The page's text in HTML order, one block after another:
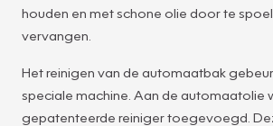
houden en met schone olie door te
vervangen.
Het reinigen van de automaatbak
speciale machine. Aan de automaatolie
gepatenteerde reiniger toegevoegd.